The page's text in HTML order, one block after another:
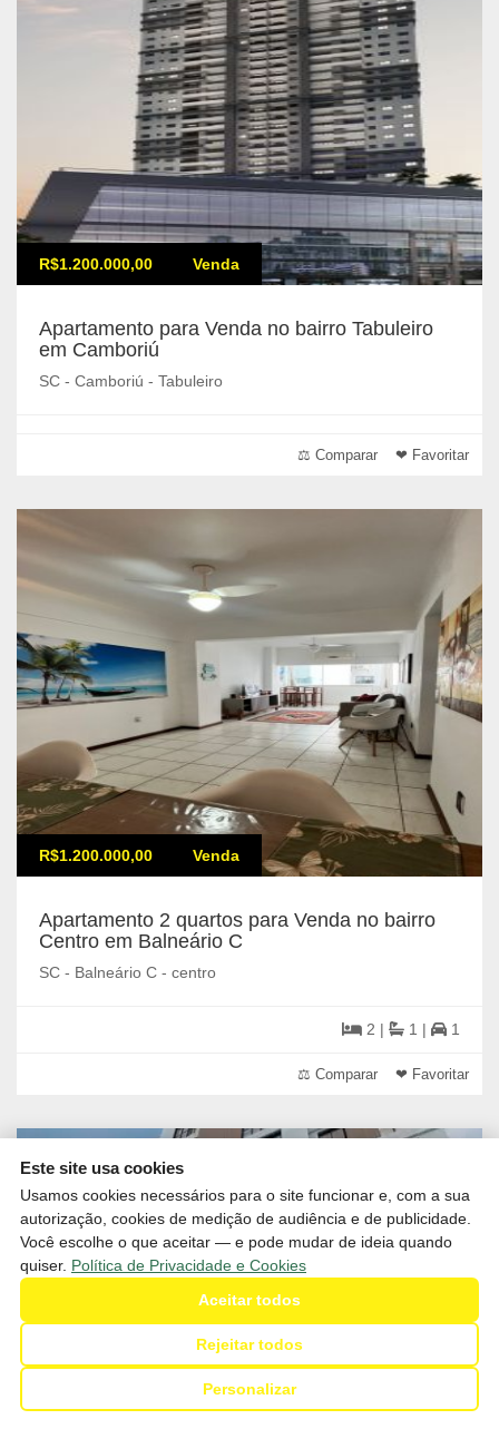
R$1.200.000,00 Venda
Apartamento para Venda no bairro Tabuleiro
em Camboriú
SC - Camboriú - Tabuleiro
⚖ Comparar ❤ Favoritar
R$1.200.000,00 Venda
Apartamento 2 quartos para Venda no bairro
Centro em Balneário C
SC - Balneário C - centro
2 | 1 | 1
⚖ Comparar ❤ Favoritar
Este site usa cookies
Usamos cookies necessários para o site funcionar e, com a sua
autorização, cookies de medição de audiência e de publicidade.
Você escolhe o que aceitar — e pode mudar de ideia quando
quiser. Política de Privacidade e Cookies
Aceitar todos
Rejeitar todos
Personalizar